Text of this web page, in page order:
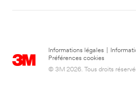
Informations légales
Préférences cookies
© 3M 2026. Tous droits